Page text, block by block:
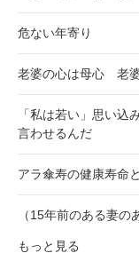
危ない年寄り
老婆の心は母心 老
「私は若い」思い
言わせるんだ
アラ傘寿の健康寿命
（15年前のある妻
もっと見る